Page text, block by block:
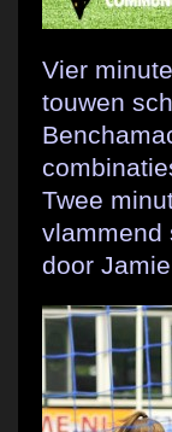
Vier
touwen
Twee
vlammend
door